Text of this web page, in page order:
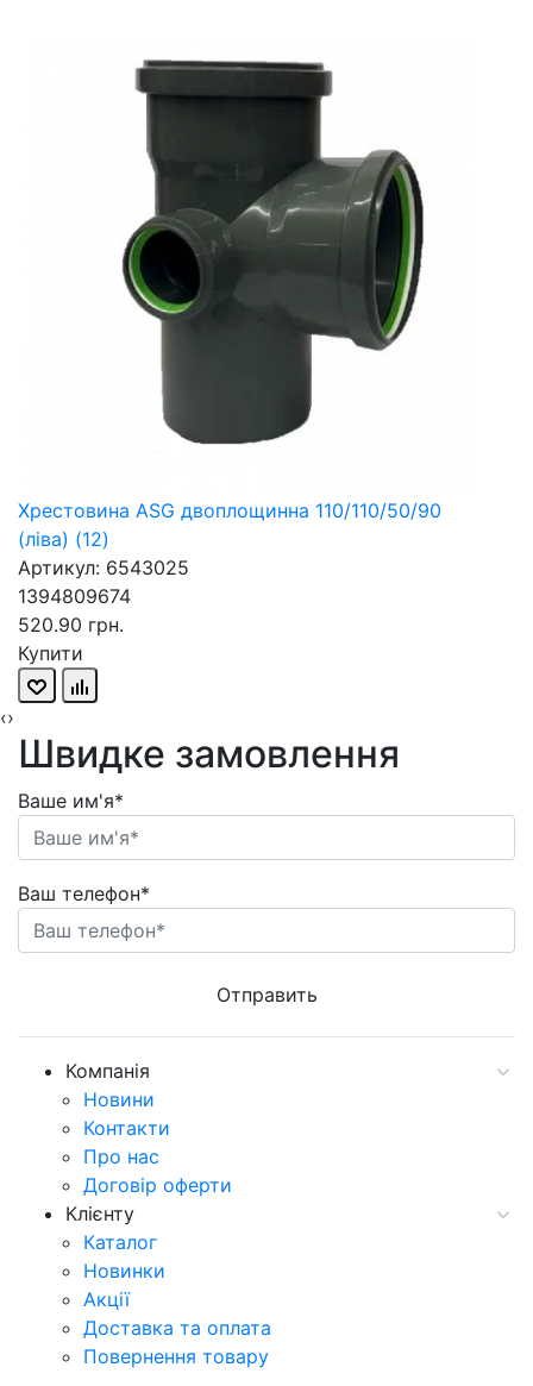
Хрестовина ASG двоплощинна 110/110/50/90
(ліва) (12)
Артикул: 6543025
1394809674
520.90 грн.
Купити
‹›
Швидке замовлення
Ваше им'я*
Ваш телефон*
Компанія
Новини
Контакти
Про нас
Договір оферти
Клієнту
Каталог
Новинки
Акції
Доставка та оплата
Повернення товару